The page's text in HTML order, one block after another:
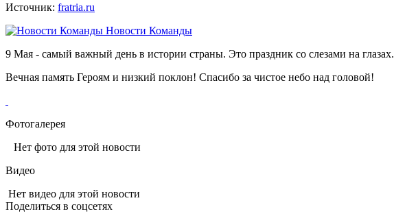
Источник: fratria.ru
Новости Команды
9 Мая - самый важный день в истории страны. Это праздник со слезами на глазах.
Вечная память Героям и низкий поклон! Спасибо за чистое небо над головой!
Фотогалерея
Нет фото для этой новости
Видео
Нет видео для этой новости
Поделиться в соцсетях